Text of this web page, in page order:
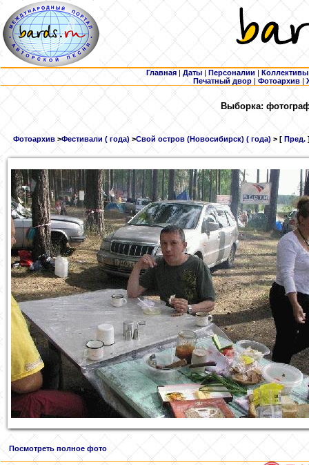
Главная | Даты | Персоналии | Коллективы
Печатный двор |Фотоархив |
Выборка:
Фотоархив >Фестивали ( года) >Свой остров (Новосибирск) ( года) > [ Пред.
Посмотреть полное фото